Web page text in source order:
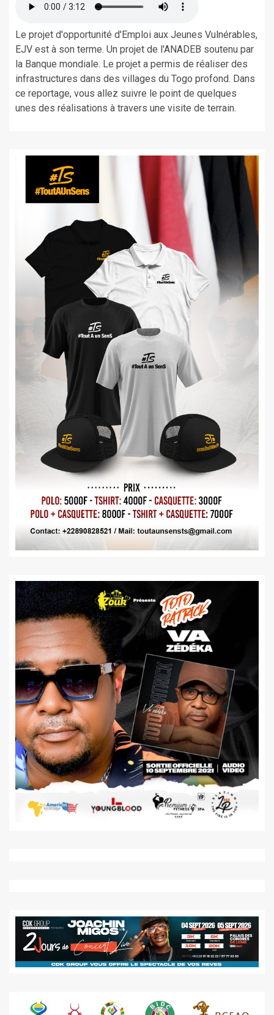
Le projet d'opportunité d'Emploi aux Jeunes Vulnérables,
EJV est à son terme. Un projet de l'ANADEB soutenu par
la Banque mondiale. Le projet a permis de réaliser des
infrastructures dans des villages du Togo profond. Dans
ce reportage, vous allez suivre le point de quelques
unes des réalisations à travers une visite de terrain.